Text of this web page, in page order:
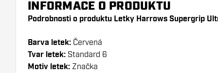
INFORMACE O PRODUKTU
Podrobnosti o produktu Letky Harrows Supergrip
Barva letek: Červená
Tvar letek: Standard 6
Motiv letek: Značka